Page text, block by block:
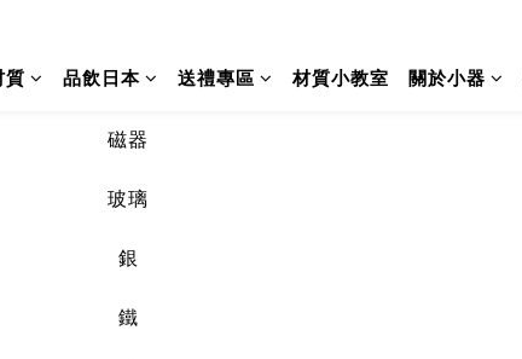
質 品飲日本 送禮專區 材質小教室 關於小器
磁器
玻璃
銀
鐵